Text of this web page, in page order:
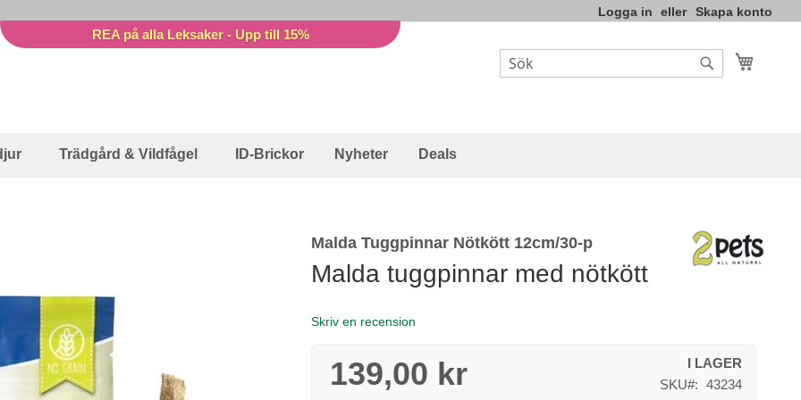
Logga in Skapa konto
REA på alla Leksaker - Upp till 15%
Sök
Trädgård & Vildfågel ID-Brickor Nyheter Deals
Malda Tuggpinnar Nötkött 12cm/30-p
Malda tuggpinnar med nötkött
Skriv en recension
139,00 kr
I LAGER
SKU
43234